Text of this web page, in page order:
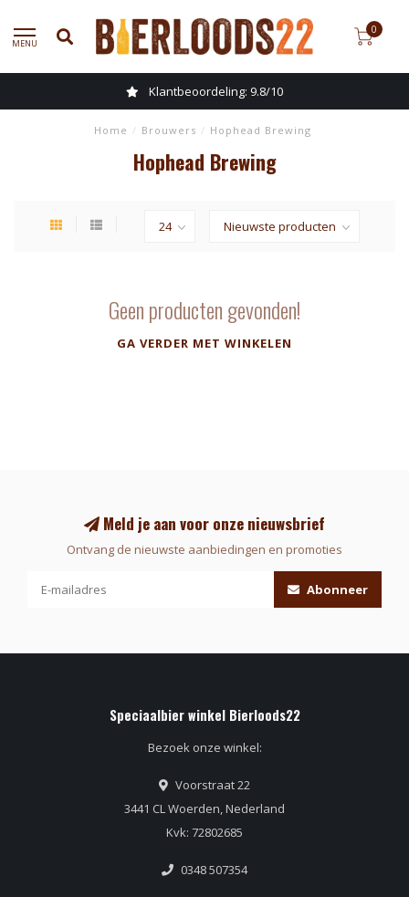
MENU
0
Klantbeoordeling: 9.8/10
Home / Brouwers / Hophead Brewing
Hophead Brewing
Geen producten gevonden!
GA VERDER MET WINKELEN
Meld je aan voor onze nieuwsbrief
Ontvang de nieuwste aanbiedingen en promoties
Abonneer
Speciaalbier winkel Bierloods22
Bezoek onze winkel:
Voorstraat 22
3441 CL Woerden, Nederland
Kvk: 72802685
0348 507354